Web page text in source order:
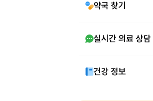
약국 찾기
실시간 의료 상담
건강 정보